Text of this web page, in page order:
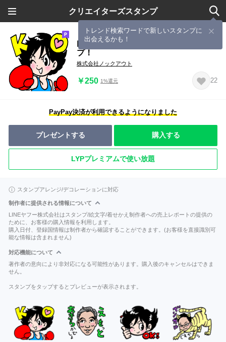
クリエイターズスタンプ
トレンド検索ワードで新しいスタンプに
出会えるかも！
内田春菊が描く！ノックアウトスタン
プ！
株式会社ノックアウト
￥250 1%還元 22
PayPay決済が利用できるようになりました
プレゼントする 購入する
LYPプレミアムで使い放題
スタンプアレンジ/デコレーションに対応
制作者に提供される情報について
LINEヤフー株式会社はスタンプ/絵文字/着せかえ制作者への売上レポートの提供の
ために、お客様の購入情報を利用します。
購入日付、登録国情報は制作者から確認することができます。(お客様を直接識別可
能な情報は含まれません)
対応機能について
著作者の意向により非対応になる可能性があります。購入後のキャンセルはできま
せん。
スタンプをタップするとプレビューが表示されます。